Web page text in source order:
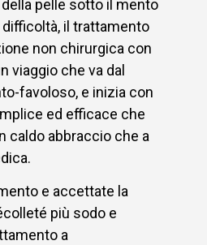
pelle sotto il mento
il trattamento
non chirurgica con
viaggio che va dal
favoloso, e inizia con
ed efficace che
caldo abbraccio che a
e accettate la
più sodo e
a